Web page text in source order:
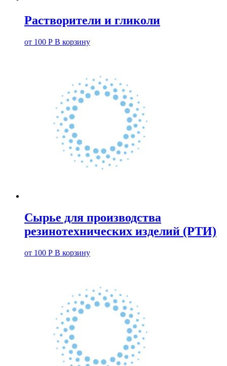
Растворители и гликоли
от 100 Р В корзину
Сырье для производства
резинотехнических изделий (РТИ)
от 100 Р В корзину